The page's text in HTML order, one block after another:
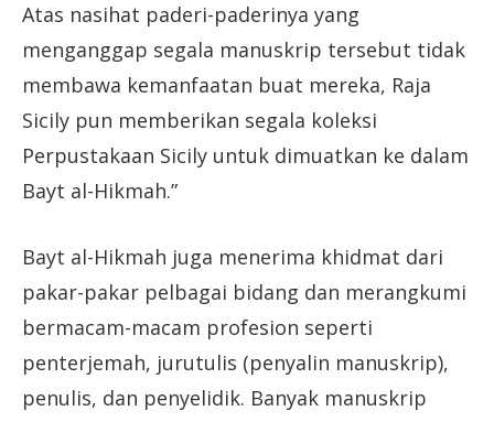
Atas nasihat paderi-paderinya yang
menganggap segala manuskrip tersebut tidak
membawa kemanfaatan buat mereka, Raja
Sicily pun memberikan segala koleksi
Perpustakaan Sicily untuk dimuatkan ke dalam
Bayt al-Hikmah.”
Bayt al-Hikmah juga menerima khidmat dari
pakar-pakar pelbagai bidang dan merangkumi
bermacam-macam profesion seperti
penterjemah, jurutulis (penyalin manuskrip),
penulis, dan penyelidik. Banyak manuskrip